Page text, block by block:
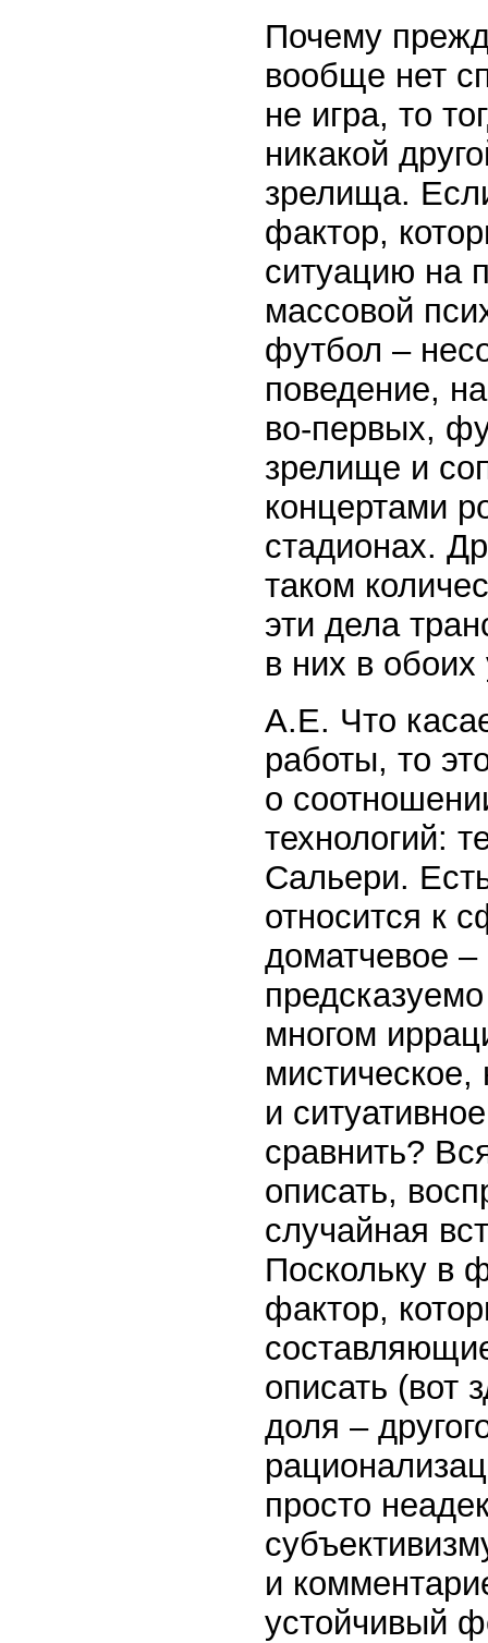
Почему
вообще нет
не игра, то
никакой
зрелища.
фактор,
ситуацию на
массовой
футбол –
поведение,
во-первых,
зрелище и
концертами
стадионах.
таком
эти дела
в них в
А.Е. Что
работы, то
о
технологий:
Сальери.
относится к
доматчевое
многом
и
сравнить?
описать,
случайная
Поскольку в
фактор,
описать (вот
доля –
просто
и
устойчивый